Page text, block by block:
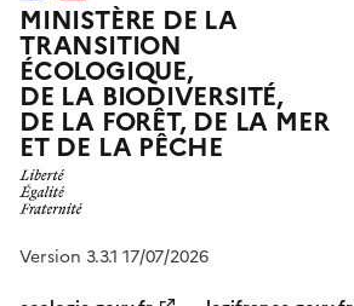
MINISTÈRE DE LA
TRANSITION
ÉCOLOGIQUE,
DE LA BIODIVERSITÉ,
DE LA FORÊT, DE LA MER
ET DE LA PÊCHE
Version 3.3.1 17/07/2026